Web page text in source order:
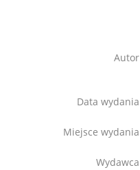
Autor
Data wydania
Miejsce wydania
Wydawca